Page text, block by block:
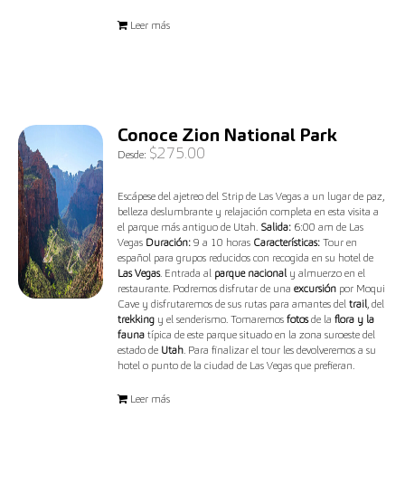
Leer más
Conoce Zion National Park
Desde: $275.00
Escápese del ajetreo del Strip de Las Vegas a un lugar de paz,
belleza deslumbrante y relajación completa en esta visita a
el parque más antiguo de Utah. Salida: 6:00 am de Las
Vegas Duración: 9 a 10 horas Características:Tour en
español para grupos reducidos con recogida en su hotel de
Las Vegas. Entrada al parque nacionaly almuerzo en el
restaurante. Podremos disfrutar de unaexcursión por Moqui
Cave y disfrutaremos de sus rutas para amantes deltrail, del
trekking y el senderismo. Tomaremosfotosde laflora y la
fauna típica de este parque situado en la zona suroeste del
estado de Utah. Para finalizar el tour les devolveremos a su
hotel o punto de la ciudad de Las Vegas que prefieran.
Leer más